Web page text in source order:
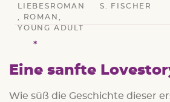
LIEBESROMAN
ROMAN
YOUNG ADULT
S. FISCHER
Eine sanfte
Wie süß die Geschichte dieser